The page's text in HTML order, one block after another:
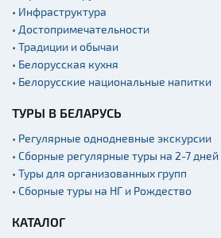
Мастер-классы
Квесты
Новости
Спортинг-клубы и тиры
Ратуши
Садово-парковая
Памятники
Памятники известным
людям
• Инфраструктура
• Достопримечательности
• Традиции и обычаи
• Белорусская кухня
• Белорусские национальные напитки
ТУРЫ В БЕЛАРУСЬ
• Регулярные однодневные экскурсии
• Сборные регулярные туры на 2-7 дней
• Туры для организованных групп
• Сборные туры на НГ и Рождество
КАТАЛОГ